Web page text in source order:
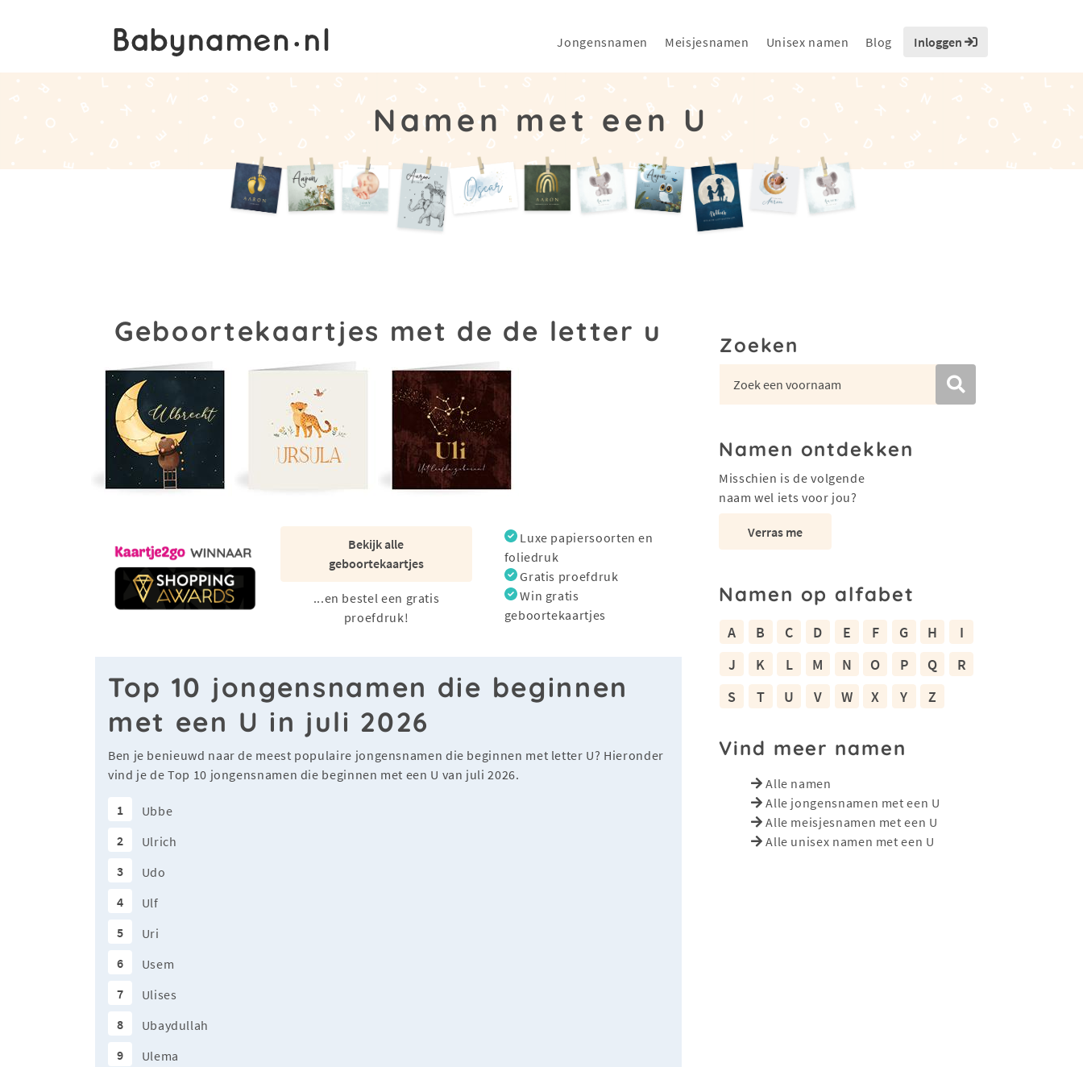
Jongensnamen Meisjesnamen Unisex namen Blog Inloggen
Namen met een U
Geboortekaartjes met de de letter u
Bekijk alle
geboortekaartjes
...en bestel een gratis
proefdruk!
Luxe papiersoorten en
foliedruk
Gratis proefdruk
Win gratis
geboortekaartjes
Top 10 jongensnamen die beginnen
met een U in juli 2026
Ben je benieuwd naar de meest populaire jongensnamen die beginnen met letter U? Hieronder
vind je de Top 10 jongensnamen die beginnen met een U van juli 2026.
1
Ubbe
2
Ulrich
3
Udo
4
Ulf
5
Uri
6
Usem
7
Ulises
8
Ubaydullah
9
Ulema
Zoeken
Namen ontdekken
Misschien is de volgende
naam wel iets voor jou?
Verras me
Namen op alfabet
A B C D E F G H
I
J
K L M N O P Q
R
S
T U V W X Y Z
Vind meer namen
Alle namen
Alle jongensnamen met een U
Alle meisjesnamen met een U
Alle unisex namen met een U